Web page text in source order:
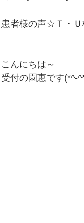
患者様の声☆Ｔ・Ｕ
こんにちは～
受付の園恵です(*^-